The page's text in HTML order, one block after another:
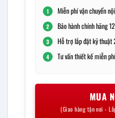
1 Miễn phí vận chuyển
2 Bảo hành chính hãng
3 Hỗ trợ lắp đặt kỹ thuật
4 Tư vấn thiết kế miễn
MUA
(Giao hàng tận nơi -